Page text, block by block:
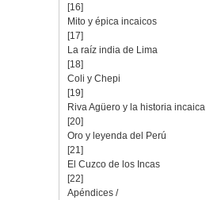
[16]
Mito y épica incaicos
[17]
La raíz india de Lima
[18]
Coli y Chepi
[19]
Riva Agüero y la historia incaica
[20]
Oro y leyenda del Perú
[21]
El Cuzco de los Incas
[22]
Apéndices /